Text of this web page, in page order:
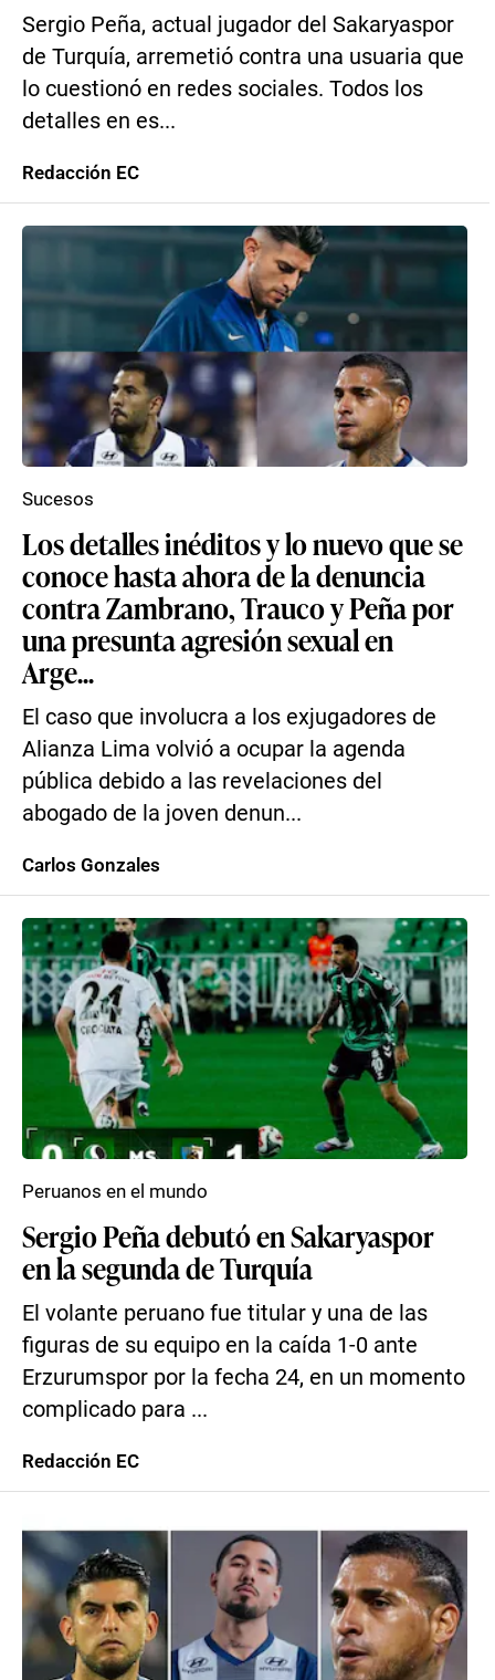
Sergio Peña, actual jugador del Sakaryaspor
de Turquía, arremetió contra una usuaria que
lo cuestionó en redes sociales. Todos los
detalles en es...
Redacción EC
Los detalles inéditos y lo nuevo que se
conoce hasta ahora de la denuncia
contra Zambrano, Trauco y Peña por
una presunta agresión sexual en
Arge...
El caso que involucra a los exjugadores de
Alianza Lima volvió a ocupar la agenda
pública debido a las revelaciones del
abogado de la joven denun...
Sucesos
Carlos Gonzales
Sergio Peña debutó en Sakaryaspor
en la segunda de Turquía
El volante peruano fue titular y una de las
figuras de su equipo en la caída 1-0 ante
Erzurumspor por la fecha 24, en un momento
complicado para ...
Peruanos en el mundo
Redacción EC